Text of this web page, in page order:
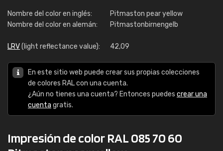
Nombre del color en inglés:
Pitmaston pear yellow
Nombre del color en alemán:
Pitmastonbirnengelb
LRV(light reflectance value): 42,09
En este sitio web puede crear sus propias colecciones
de colores RAL con una cuenta.
¿Aún no tienes una cuenta? Entonces puedes crear una
cuenta gratis.
Impresión de color RAL 085 70 60